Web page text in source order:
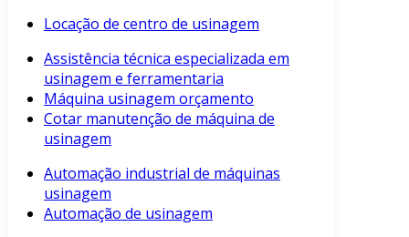
Locação de centro de usinagem
Assistência técnica especializada em
usinagem e ferramentaria
Máquina usinagem orçamento
Cotar manutenção de máquina de
usinagem
Automação industrial de máquinas
usinagem
Automação de usinagem